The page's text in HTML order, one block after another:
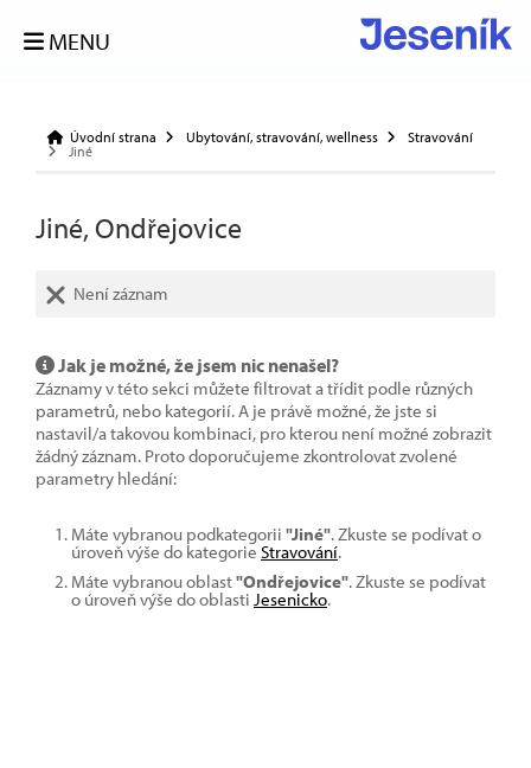
MENU
Úvodní strana Ubytování, stravování, wellness
Stravování
Jiné
Jiné, Ondřejovice
Není záznam
Jak je možné, že jsem nic nenašel?
Záznamy v této sekci můžete filtrovat a třídit podle různých
parametrů, nebo kategorií. A je právě možné, že jste si
nastavil/a takovou kombinaci, pro kterou není možné zobrazit
žádný záznam. Proto doporučujeme zkontrolovat zvolené
parametry hledání:
Máte vybranou podkategorii "Jiné". Zkuste se podívat o
úroveň výše do kategorie Stravování.
Máte vybranou oblast"Ondřejovice". Zkuste se podívat
o úroveň výše do oblasti Jesenicko.